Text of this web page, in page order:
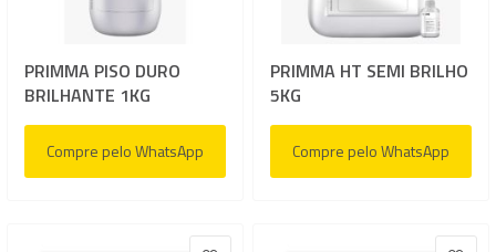
PRIMMA PISO DURO
BRILHANTE 1KG
Compre pelo WhatsApp
PRIMMA HT SEMI BRILHO
5KG
Compre pelo WhatsApp